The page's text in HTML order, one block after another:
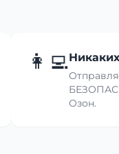
👩‍💻
Озон.